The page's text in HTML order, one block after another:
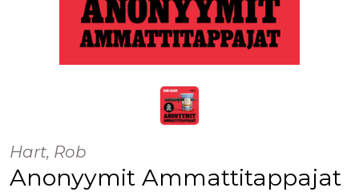
Hart, Rob
Anonyymit Ammattitappajat